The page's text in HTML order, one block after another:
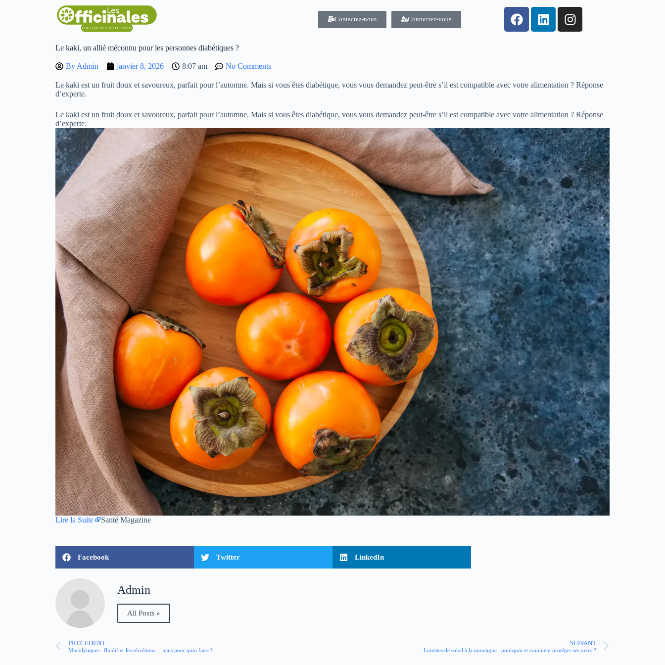
Contactez-nous Connectez-vous
Le kaki, un allié méconnu pour les personnes diabétiques ?
By Admin janvier 8, 2026 8:07 am No Comments
Le kaki est un fruit doux et savoureux, parfait pour l’automne. Mais si vous êtes diabétique, vous vous demandez peut-être s’il est compatible avec votre alimentation ? Réponse
d’experte.
Le kaki est un fruit doux et savoureux, parfait pour l’automne. Mais si vous êtes diabétique, vous vous demandez peut-être s’il est compatible avec votre alimentation ? Réponse
d’experte.
Lire la Suite Santé Magazine
Facebook Twitter LinkedIn
Admin
All Posts »
PRÉCÉDENT
Mucolytiques : fluidifier les sécrétions… mais pour quoi faire ?
SUIVANT
Lunettes de soleil à la montagne : pourquoi et comment protéger ses yeux ?